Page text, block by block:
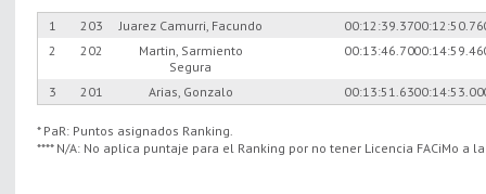
1 203 Juarez Camurri, Facundo 00:12:39.3700:12:50.76
2
202
Martin, Sarmiento
Segura
00:13:46.7000:14:59.46
3 201 Arias, Gonzalo 00:13:51.6300:14:53.00
* PaR: Puntos asignados Ranking.
**** N/A: No aplica puntaje para el Ranking por no tener Licencia FACiMo a